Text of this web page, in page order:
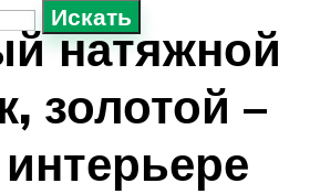
Искать
натяжной
золотой –